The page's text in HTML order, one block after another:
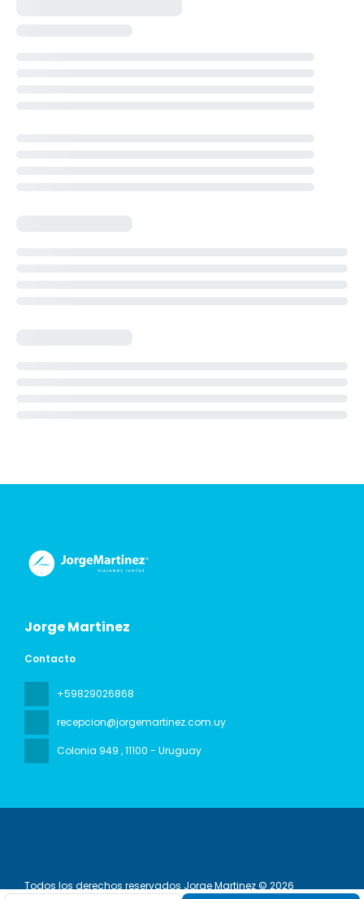
Jorge Martinez
Contacto
+59829026868
recepcion@jorgemartinez.com.uy
Colonia 949 , 11100 - Uruguay
Todos los derechos reservados Jorge Martinez © 2026